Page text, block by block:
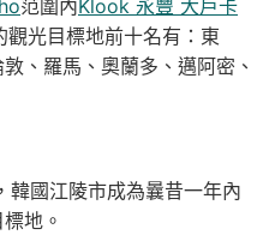
范圍內Klook 永豐 大戶卡
觀光目標地前十名有：東
、羅馬、奧蘭多、邁阿密、
韓國江陵市成為曩昔一年內
地。